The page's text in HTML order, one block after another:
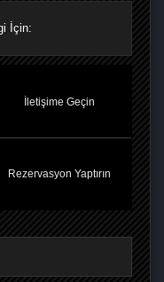
İçin:
İletişime Geçin
Rezervasyon Yaptırın